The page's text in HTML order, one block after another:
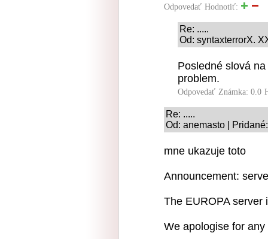
Odpovedať Hodnotiť:
Re: .....
Od: syntaxterrorX.
Posledné slová
problem.
Odpovedať Známka: 0.0
Re: .....
Od: anemasto |
mne ukazuje toto
Announcement:
The EUROPA server
We apologise for